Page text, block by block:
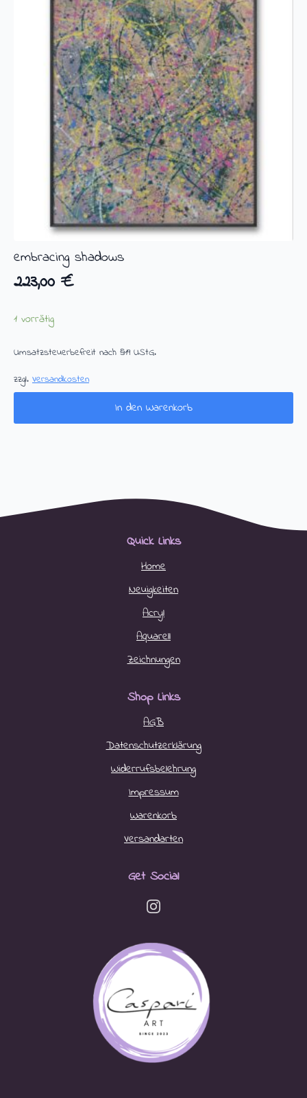
embracing shadows
223,00 €
1 vorrätig
Umsatzsteuerbefreit nach §19 UStG.
zzgl. Versandkosten
In den Warenkorb
Quick Links
Home
Neuigkeiten
Acryl
Aquarell
Zeichnungen
Shop Links
AGB
Datenschutzerklärung
Widerrufsbelehrung
Impressum
Warenkorb
Versandarten
Get Social